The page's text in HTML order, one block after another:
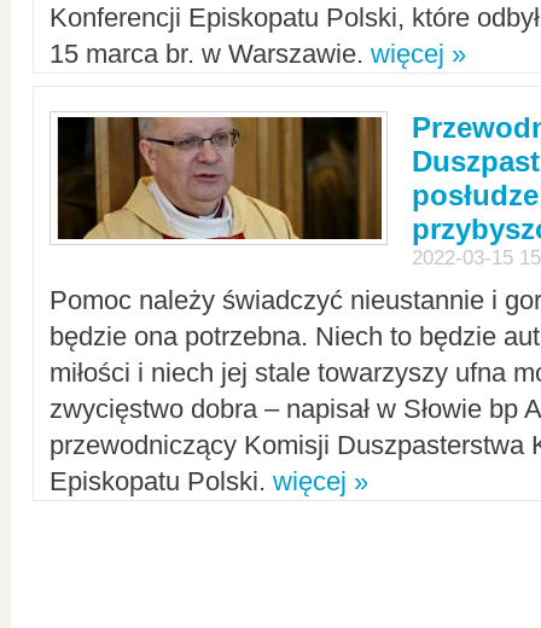
Konferencji Episkopatu Polski, które
15 marca br. w Warszawie. więcej »
2022-03-15
Pomoc należy świadczyć nieustannie i
będzie ona potrzebna. Niech to będzie
miłości i niech jej stale towarzyszy ufna
zwycięstwo dobra – napisał w Słowie bp
przewodniczący Komisji Duszpasterstwa
Episkopatu Polski. więcej »